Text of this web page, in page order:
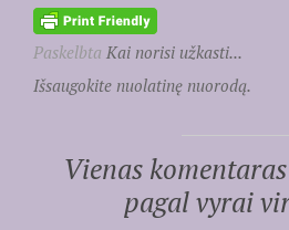
Paskelbta Kai norisi užkasti...
Išsaugokite nuolatinę nuorodą.
Vienas
pagal vyrai